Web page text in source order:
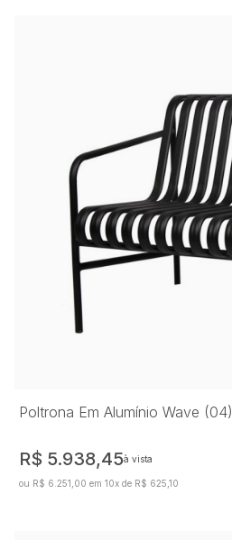
Poltrona Em Alumínio Wave (04)
R$ 5.938,45à vista
ou R$ 6.251,00 em 10x de R$ 625,10